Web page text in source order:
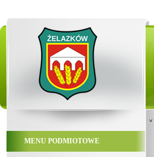
MENU PODMIOTOWE